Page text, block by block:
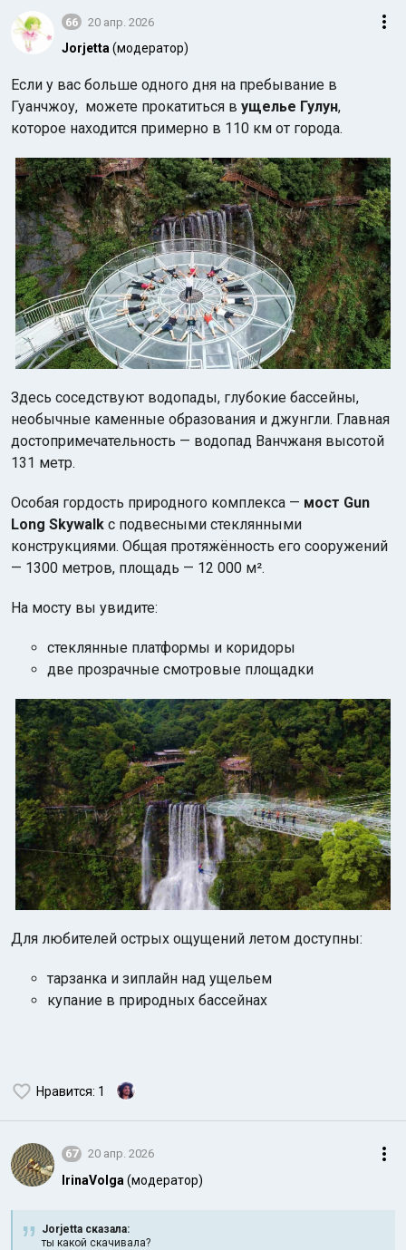
66 20 апр. 2026
Jorjetta(модератор)
Если у вас больше одного дня на пребывание в
Гуанчжоу, можете прокатиться в ущелье Гулун,
которое находится примерно в 110 км от города.
Здесь соседствуют водопады, глубокие бассейны,
необычные каменные образования и джунгли. Главная
достопримечательность — водопад Ванчжаня высотой
131 метр.
Особая гордость природного комплекса — мост Gun
Long Skywalk с подвесными стеклянными
конструкциями. Общая протяжённость его сооружений
— 1300 метров, площадь — 12 000 м².
На мосту вы увидите:
стеклянные платформы и коридоры
две прозрачные смотровые площадки
Для любителей острых ощущений летом доступны:
тарзанка и зиплайн над ущельем
купание в природных бассейнах
Нравится: 1
67 20 апр. 2026
IrinaVolga (модератор)
Jorjetta сказалa:
ты какой скачивала?